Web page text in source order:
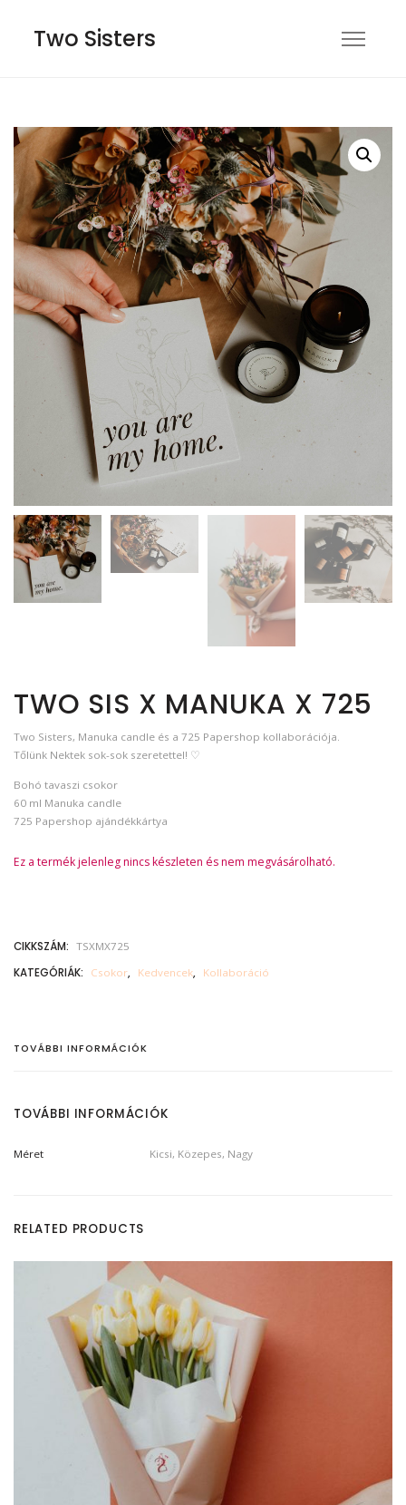
Two Sisters
TWO SIS X MANUKA X 725
Two Sisters, Manuka candle és a 725 Papershop kollaborációja.
Tőlünk Nektek sok-sok szeretettel! ♡
Bohó tavaszi csokor
60 ml Manuka candle
725 Papershop ajándékkártya
Ez a termék jelenleg nincs készleten és nem megvásárolható.
CIKKSZÁM: TSXMX725
KATEGÓRIÁK: Csokor, Kedvencek, Kollaboráció
TOVÁBBI INFORMÁCIÓK
TOVÁBBI INFORMÁCIÓK
Méret Kicsi, Közepes, Nagy
RELATED PRODUCTS